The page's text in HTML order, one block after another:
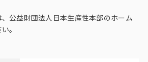
公益財団法人日本生産性本部のホーム
。